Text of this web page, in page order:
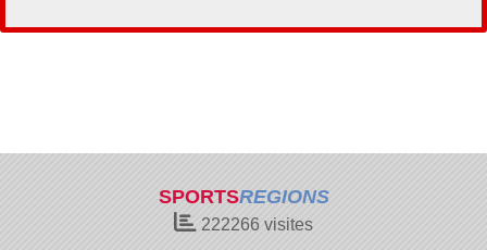
SPORTSREGIONS
222266 visites